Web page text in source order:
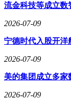
流金科技等成立数
2026-07-09
宁德时代入股开洋
2026-07-09
美的集团成立多家
2026-07-09